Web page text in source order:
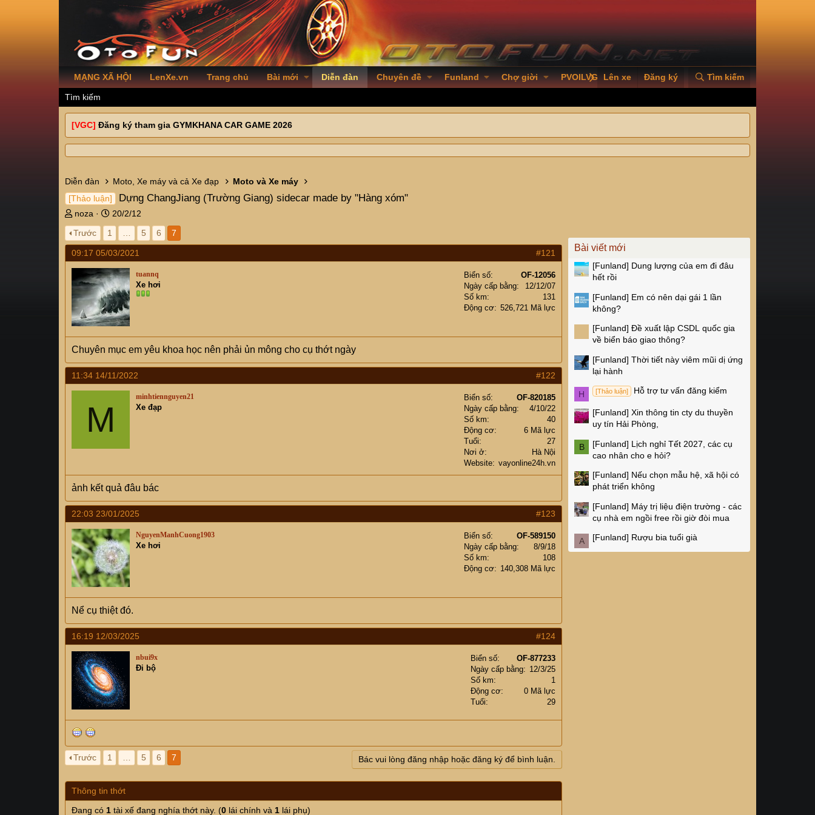
MẠNG XÃ HỘI LenXe.vn Trang chủ Bài mới Diễn đàn Chuyên đề Funland Chợ giời PVOILVGC2026
Lên xe Đăng ký Tìm kiếm
Tìm kiếm
[VGC] Đăng ký tham gia GYMKHANA CAR GAME 2026
Diễn đàn Moto, Xe máy và cả Xe đạp Moto và Xe máy
[Thảo luận] Dựng ChangJiang (Trường Giang) sidecar made by "Hàng xóm"
T
h
r
e
a
d
s
a
r
t
e
r
noza
N
g
y
g
ử
i
20/2/12
Trước
1 5 6 7
09:17 05/03/2021 #121
tuannq
Xe hơi
Biển số
OF-12056
Ngày cấp bằng
12/12/07
Số km
131
Động cơ
526,721 Mã lực
Chuyên mục em yêu khoa học nên phải ủn mông cho cụ thớt ngày
11:34 14/11/2022 #122
M
minhtiennguyen21
Xe đạp
Biển số
OF-820185
Ngày cấp bằng
4/10/22
Số km
40
Động cơ
6 Mã lực
Tuổi
27
Nơi ở
Hà Nội
Website
vayonline24h.vn
ảnh kết quả đâu bác
22:03 23/01/2025 #123
NguyenManhCuong1903
Xe hơi
Biển số
OF-589150
Ngày cấp bằng
8/9/18
Số km
108
Động cơ
140,308 Mã lực
Nể cụ thiệt đó.
16:19 12/03/2025 #124
nbui9x
Đi bộ
Biển số
OF-877233
Ngày cấp bằng
12/3/25
Số km
1
Động cơ
0 Mã lực
Tuổi
29
Trước 1 5 6 7 Bác vui lòng đăng nhập hoặc đăng ký để bình luận.
Thông tin thớt
Đang có 1 tài xế đang nghía thớt này. (0 lái chính và 1 lái phụ)
Bài viết mới
[Funland] Dung lượng của em đi đâu
hết rồi
[Funland] Em có nên dại gái 1 lần
không?
[Funland] Đề xuất lập CSDL quốc gia
về biển báo giao thông?
[Funland] Thời tiết này viêm mũi dị ứng
lại hành
H [Thảo luận] Hỗ trợ tư vấn đăng kiểm
[Funland] Xin thông tin cty du thuyền
uy tín Hải Phòng,
B [Funland] Lịch nghỉ Tết 2027, các cụ
cao nhân cho e hỏi?
[Funland] Nếu chọn mẫu hệ, xã hội có
phát triển không
[Funland] Máy trị liệu điện trường - các
cụ nhà em ngồi free rồi giờ đòi mua
A [Funland] Rượu bia tuổi già